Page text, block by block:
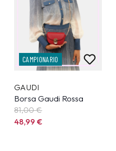
CAMPIONARIO
GAUDI
Borsa Gaudi Rossa
81,00 €
48,99€